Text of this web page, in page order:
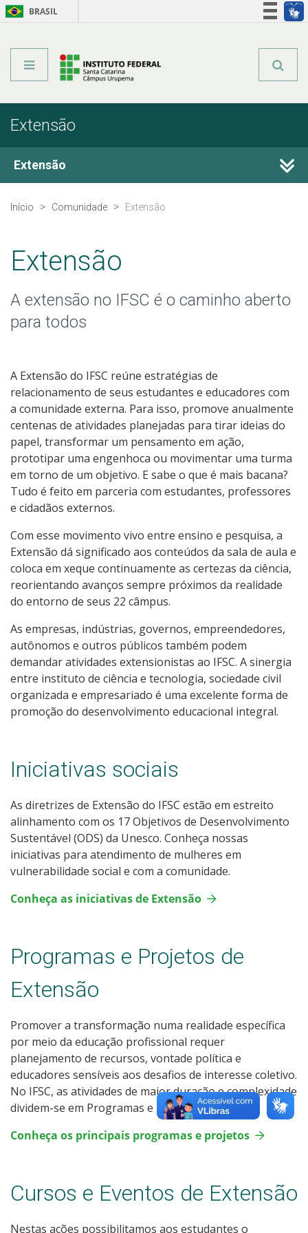
BRASIL
Extensão
Extensão
Atividades de Extensão
Programas e Projetos de Extensão
Cursos e Eventos de Extensão
Início Comunidade Extensão
Extensão
A extensão no IFSC é o caminho aberto
para todos
A Extensão do IFSC reúne estratégias de
relacionamento de seus estudantes e educadores com
a comunidade externa. Para isso, promove anualmente
centenas de atividades planejadas para tirar ideias do
papel, transformar um pensamento em ação,
prototipar uma engenhoca ou movimentar uma turma
em torno de um objetivo. E sabe o que é mais bacana?
Tudo é feito em parceria com estudantes, professores
e cidadãos externos.
Com esse movimento vivo entre ensino e pesquisa, a
Extensão dá significado aos conteúdos da sala de aula e
coloca em xeque continuamente as certezas da ciência,
reorientando avanços sempre próximos da realidade
do entorno de seus 22 câmpus.
As empresas, indústrias, governos, empreendedores,
autônomos e outros públicos também podem
demandar atividades extensionistas ao IFSC. A sinergia
entre instituto de ciência e tecnologia, sociedade civil
organizada e empresariado é uma excelente forma de
promoção do desenvolvimento educacional integral.
Iniciativas sociais
As diretrizes de Extensão do IFSC estão em estreito
alinhamento com os 17 Objetivos de Desenvolvimento
Sustentável (ODS) da Unesco. Conheça nossas
iniciativas para atendimento de mulheres em
vulnerabilidade social e com a comunidade.
Conheça as iniciativas de Extensão
Programas e Projetos de
Extensão
Promover a transformação numa realidade específica
por meio da educação profissional requer
planejamento de recursos, vontade política e
educadores sensíveis aos desafios de interesse coletivo.
No IFSC, as atividades de maior duração e complexidade
dividem-se em Programas e Projetos.
Conheça os principais programas e projetos
Cursos e Eventos de Extensão
Nestas ações possibilitamos aos estudantes o